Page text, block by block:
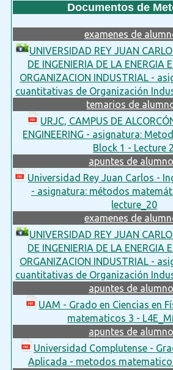
Documentos de
examenes de
UNIVERSIDAD REY JUAN
DE INGENIERIA DE LA ENERGIA
ORGANIZACION INDUSTRIAL -
cuantitativas de Organización
temarios de
URJC, CAMPUS DE
ENGINEERING - asignatura:
Block 1 - Lecture 2.
apuntes de
Universidad Rey Juan Carlos -
- asignatura: métodos
lecture_20
examenes de
UNIVERSIDAD REY JUAN
DE INGENIERIA DE LA ENERGIA
ORGANIZACION INDUSTRIAL -
cuantitativas de Organización
apuntes de
UAM - Grado en Ciencias en
matematicos 3 -
apuntes de
Universidad Complutense -
Aplicada - metodos